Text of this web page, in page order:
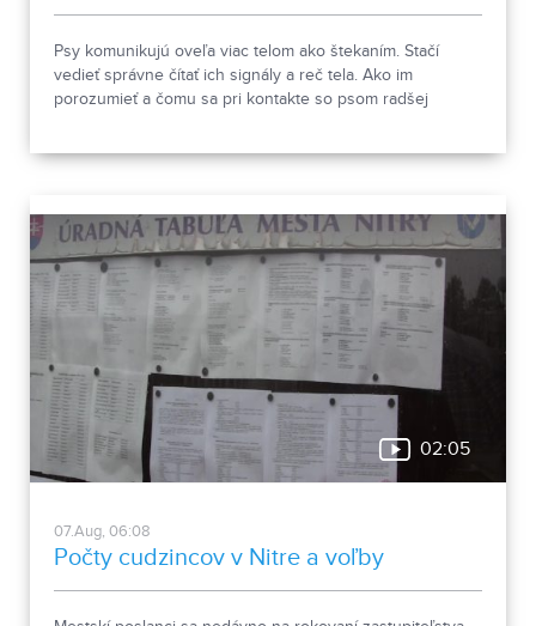
Psy komunikujú oveľa viac telom ako štekaním. Stačí
vedieť správne čítať ich signály a reč tela. Ako im
porozumieť a čomu sa pri kontakte so psom radšej
02:05
07.Aug, 06:08
Počty cudzincov v Nitre a voľby